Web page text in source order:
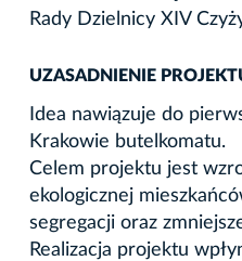
Rady Dzielnicy XIV
UZASADNIENIE
Idea nawiązuje do
Krakowie butelkomatu.
Celem projektu jest
ekologicznej
segregacji oraz
Realizacja projektu